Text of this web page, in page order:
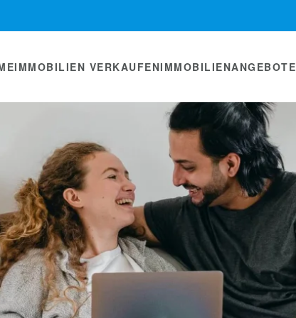
IMMOBILIEN VERKAUFENIMMOBILIENANGEBOTE